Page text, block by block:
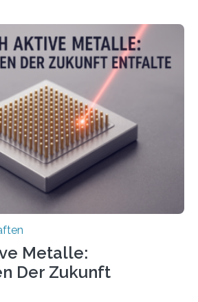
Metalle:
Der Zukunft